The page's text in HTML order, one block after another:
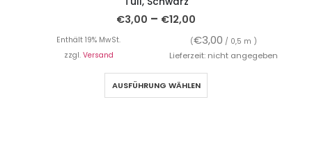
€3,00 – €12,00
Enthält 19% MwSt. (€3,00 / 0,5 m )
zzgl. Versand Lieferzeit: nicht angegeben
AUSFÜHRUNG WÄHLEN